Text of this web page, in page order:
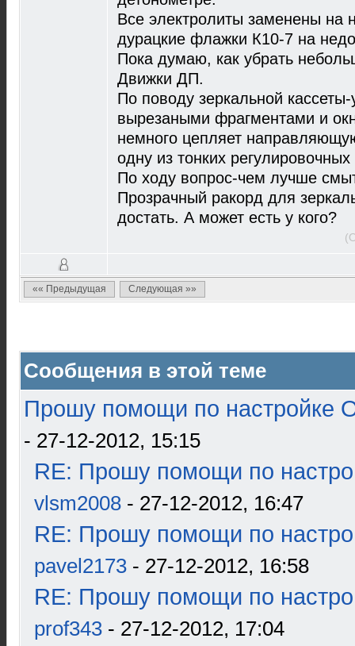
Все электролиты заменены на
дурацкие флажки К10-7 на
Пока думаю, как убрать
Движки ДП.
По поводу зеркальной
вырезаными фрагментами и
немного цепляет
одну из тонких
По ходу вопрос-чем лучше
Прозрачный ракорд для
достать. А может есть у кого?
«« Предыдущая Следующая »»
Сообщения в этой теме
Прошу помощи по настройке
- 27-12-2012, 15:15
RE: Прошу помощи по
vlsm2008 - 27-12-2012, 16:47
RE: Прошу помощи по
pavel2173 - 27-12-2012, 16:58
RE: Прошу помощи по
prof343 - 27-12-2012, 17:04